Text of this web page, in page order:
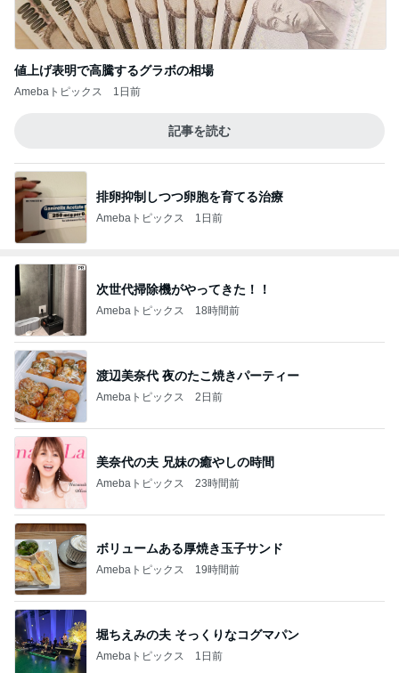
値上げ表明で高騰するグラボの相場
Amebaトピックス 1日前
記事を読む
排卵抑制しつつ卵胞を育てる治療
Amebaトピックス 1日前
次世代掃除機がやってきた！！
Amebaトピックス 18時間前
渡辺美奈代 夜のたこ焼きパーティー
Amebaトピックス 2日前
美奈代の夫 兄妹の癒やしの時間
Amebaトピックス 23時間前
ボリュームある厚焼き玉子サンド
Amebaトピックス 19時間前
堀ちえみの夫 そっくりなコグマパン
Amebaトピックス 1日前